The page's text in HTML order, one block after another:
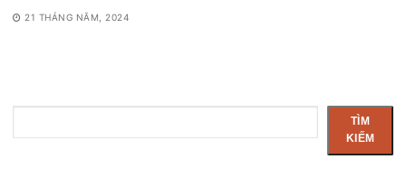
21 THÁNG NĂM, 2024
kiếm
TÌM
KIẾM